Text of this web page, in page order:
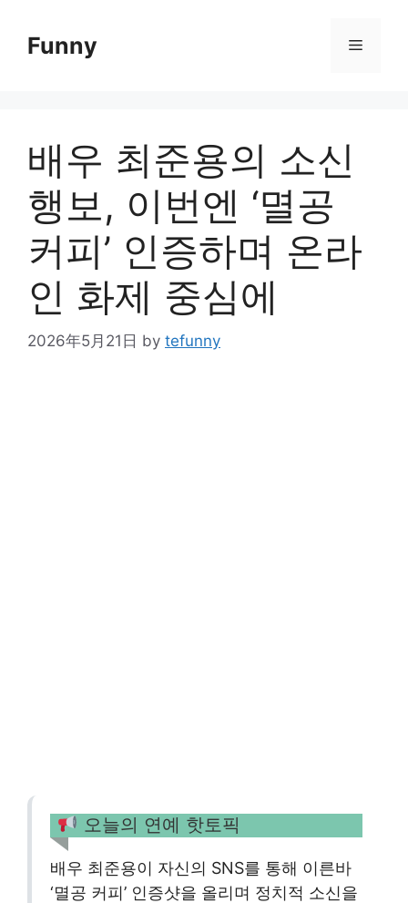
contentFunny Menu
배우 최준용의 소신
행보, 이번엔 ‘멸공
커피’ 인증하며 온라
인 화제 중심에
2026年5月21日 by tefunny
오늘의 연예 핫토픽
배우 최준용이 자신의 SNS를 통해 이른바
‘멸공 커피’ 인증샷을 올리며 정치적 소신을